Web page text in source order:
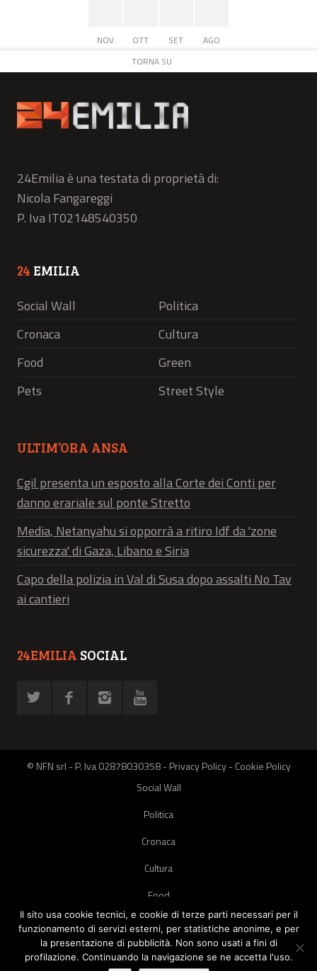
NOV OTT SET
AGO
TORNA SU
24Emilia è una testata di proprietà di:
Nicola Fangareggi
P. Iva IT02148540350
24 EMILIA
Social Wall
Politica
Cronaca
Cultura
Food
Green
Pets
Street Style
ULTIM’ORA ANSA
Cgil presenta un esposto alla Corte dei Conti per
danno erariale sul ponte Stretto
Media, Netanyahu si opporrà a ritiro Idf da 'zone
sicurezza' di Gaza, Libano e Siria
Capo della polizia in Val di Susa dopo assalti No Tav
ai cantieri
24EMILIA SOCIAL
© NFN srl - P. Iva 02878030358 -Privacy Policy-Cookie Policy
Social Wall
Politica
Cronaca
Cultura
Food
Green
Pets
Il sito usa cookie tecnici, e cookie di terze parti necessari per il
funzionamento di servizi esterni, per statistiche anonime, e per
la presentazione di pubblicità. Non sono usati a fini di
profilazione. Continuando la navigazione se ne accetta l'uso.